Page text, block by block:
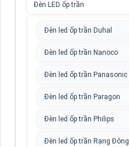
Đèn LED ốp trần
Đèn led ốp trần Duhal
Đèn led ốp trần Nanoco
Đèn led ốp trần Panasonic
Đèn led ốp trần Paragon
Đèn led ốp trần Philips
Đèn led ốp trần Rạng Đông